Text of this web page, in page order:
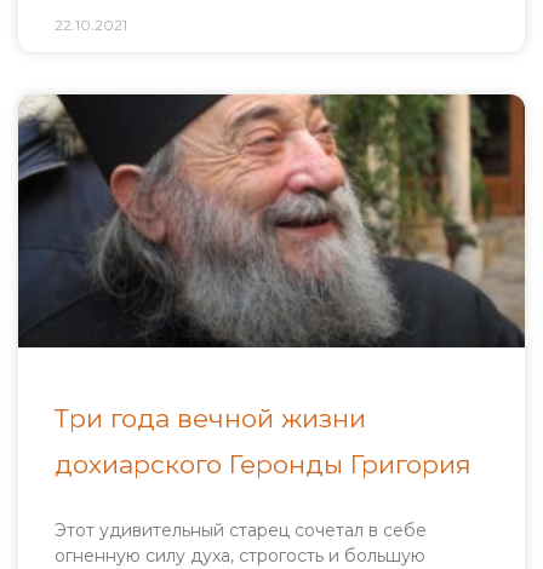
22.10.2021
Три года вечной жизни
дохиарского Геронды Григория
Этот удивительный старец сочетал в себе
огненную силу духа, строгость и большую